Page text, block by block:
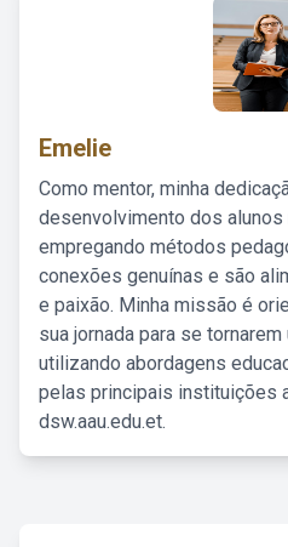
Emelie
Como mentor, minha
desenvolvimento dos alunos
empregando métodos
conexões genuínas e são
e paixão. Minha missão é
sua jornada para se
utilizando abordagens
pelas principais instituições
dsw.aau.edu.et.